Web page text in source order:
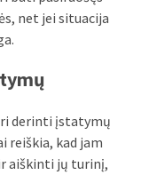
net jei situacija
derinti įstatymų
reiškia, kad jam
aiškinti jų turinį,